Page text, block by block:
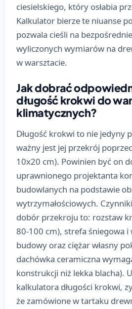
ciesielskiego, który osłabia
Kalkulator bierze te niuanse
pozwala cieśli na
wyliczonych wymiarów na
w warsztacie.
Jak dobrać
długość krokwi do
klimatycznych?
Długość krokwi to nie jedyny
ważny jest jej przekrój
10x20 cm). Powinien być on
uprawnionego projektanta
budowlanych na podstawie
wytrzymałościowych.
dobór przekroju to: rozstaw
80-100 cm), strefa śniegowa
budowy oraz ciężar własny
dachówka ceramiczna
konstrukcji niż lekka blacha).
kalkulatora długości krokwi,
że zamówione w tartaku